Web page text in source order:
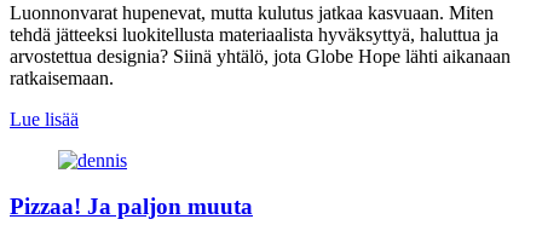
Luonnonvarat hupenevat, mutta kulutus jatkaa kasvuaan. Miten
tehdä jätteeksi luokitellusta materiaalista hyväksyttyä, haluttua ja
arvostettua designia? Siinä yhtälö, jota Globe Hope lähti aikanaan
ratkaisemaan.
Lue lisää
Pizzaa! Ja paljon muuta